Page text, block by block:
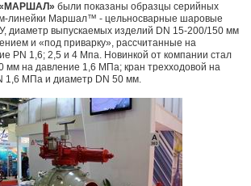
«МАРШАЛ» были показаны образцы серийных
линейки Маршал™ - цельносварные шаровые
диаметр выпускаемых изделий DN 15-200/150 мм
и «под приварку», рассчитанные на
PN 1,6; 2,5 и 4 Мпа. Новинкой от компании стал
мм на давление 1,6 МПа; кран трехходовой на
1,6 МПа и диаметр DN 50 мм.